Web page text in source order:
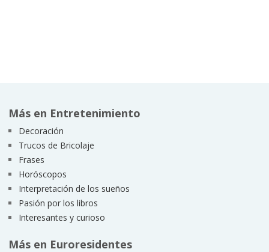
Más en Entretenimiento
Decoración
Trucos de Bricolaje
Frases
Horóscopos
Interpretación de los sueños
Pasión por los libros
Interesantes y curioso
Más en Euroresidentes